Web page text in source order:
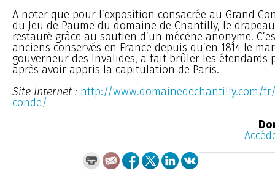
A noter que pour l’exposition consacrée au Grand
du Jeu de Paume du domaine de Chantilly, le
restauré grâce au soutien d’un mécène anonyme.
anciens conservés en France depuis qu’en 1814 le
gouverneur des Invalides, a fait brûler les étendards
après avoir appris la capitulation de Paris.
Site Internet : http://www.domainedechantilly.com/
conde/